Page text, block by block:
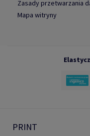
Zasady przetwarzania
Mapa witryny
PRINT